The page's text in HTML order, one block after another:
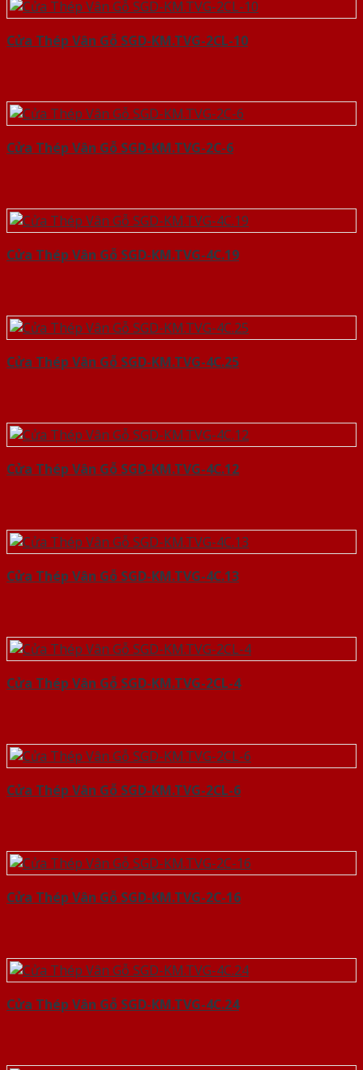
Cửa Thép Vân Gỗ SGD-KM.TVG-2CL-10
Cửa Thép Vân Gỗ SGD-KM.TVG-2C-6
Cửa Thép Vân Gỗ SGD-KM.TVG-4C.19
Cửa Thép Vân Gỗ SGD-KM.TVG-4C.25
Cửa Thép Vân Gỗ SGD-KM.TVG-4C.12
Cửa Thép Vân Gỗ SGD-KM.TVG-4C.13
Cửa Thép Vân Gỗ SGD-KM.TVG-2CL-4
Cửa Thép Vân Gỗ SGD-KM.TVG-2CL-6
Cửa Thép Vân Gỗ SGD-KM.TVG-2C-16
Cửa Thép Vân Gỗ SGD-KM.TVG-4C.24